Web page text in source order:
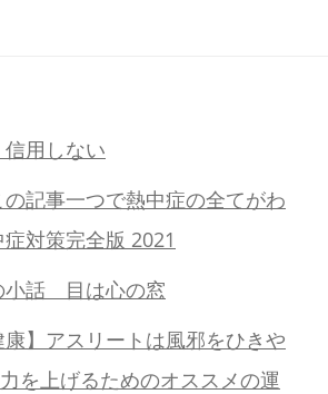
信用しない
の記事一つで熱中症の全てがわ
対策完全版 2021
小話 目は心の窓
康】アスリートは風邪をひきや
を上げるためのオススメの運